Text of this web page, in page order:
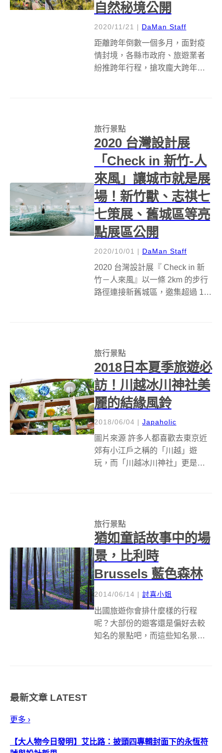
自然秘境公開
2020/11/21 | DaMan Staff
距離跨年倒數一個多月，面對疫
情封境，各縣市政府、旅遊業者
紛推跨年行程，搶攻龐大跨年商
群，同時享受跨年樂趣的多元選
擇。宜蘭太平山成...
旅行景點
2020 台灣設計展
「Check in 新竹-人
來風」讓城市就是展
場！新竹獸、志祺七
七策展、舊城區等亮
點展區公開
2020/10/01 | DaMan Staff
2020 台灣設計展『 Check in 新
竹－人來風』以一條 2km 的步行
路徑連接新舊城區，邀集超過 10
旅行景點
2018日本夏季旅遊必
訪！川越冰川神社美
麗的結緣風鈴
2018/06/04 | Japaholic
圖片來源 許多人都喜歡去東京近
郊有小江戶之稱的「川越」遊
玩，而「川越冰川神社」更是幾
緣風鈴了。這篇就為各位讀者來
好好介紹這有趣又特別...
旅行景點
猶如童話故事中的場
景，比利時
Brussels 藍色森林
2014/06/14 | 討喜小姐
出國旅遊你會排什麼樣的行程
呢？大部份的遊客還是偏好去較
知名的景點吧，而這些知名景點
最新文章 LATEST
更多 ›
【大人物今日發明】艾比路：披頭四專輯封面下的永恆符